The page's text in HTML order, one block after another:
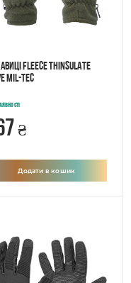
FLEECE THINSULATE
Mil-Tec
₴
Додати в кошик